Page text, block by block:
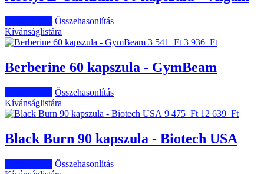
Összehasonlítás
Kívánságlistára
3 541 Ft 3 936 Ft
Berberine 60 kapszula - GymBeam
Összehasonlítás
Kívánságlistára
9 475 Ft 12 639 Ft
Black Burn 90 kapszula - Biotech USA
Összehasonlítás